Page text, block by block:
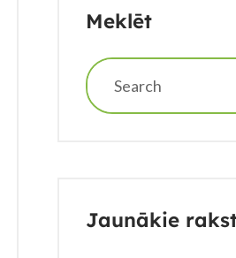
Meklēt
Jaunākie